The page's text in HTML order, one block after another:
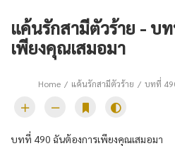
แค้นรักสามีตัวร้าย - บ
เพียงคุณเสมอมา
Home แค้นรักสามีตัวร้าย บทที่
บทที่ 490 ฉันต้องการเพียงคุณเสมอมา